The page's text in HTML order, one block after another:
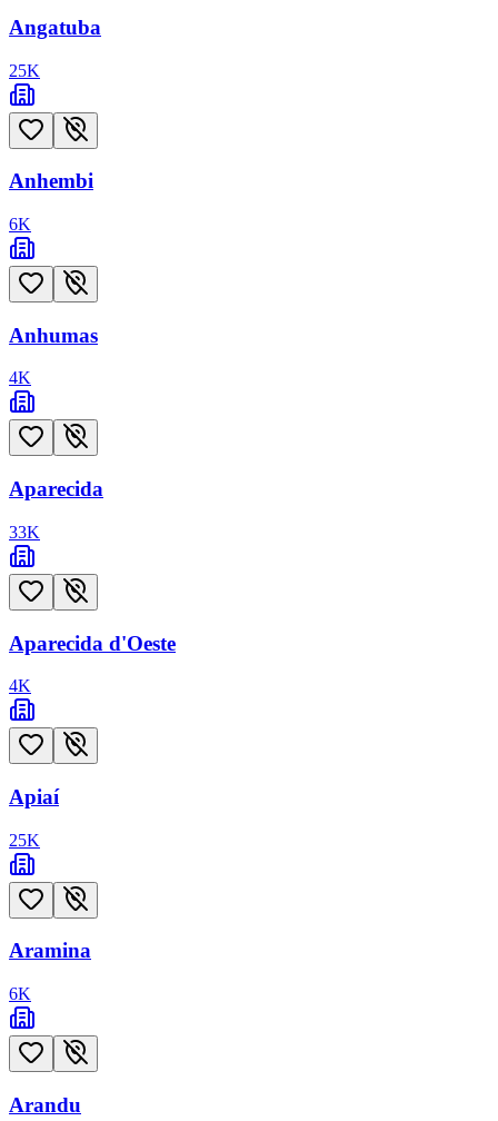
Angatuba
25K
Anhembi
6K
Anhumas
4K
Aparecida
33K
Aparecida d'Oeste
4K
Apiaí
25K
Aramina
6K
Arandu